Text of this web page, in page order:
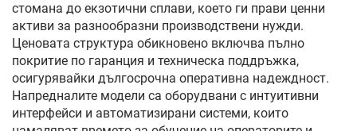
стомана до екзотични сплави, което ги прави ценни
активи за разнообразни производствени нужди.
Ценовата структура обикновено включва пълно
покритие по гаранция и техническа поддръжка,
осигурявайки дългосрочна оперативна надеждност.
Напредналите модели са оборудвани с интуитивни
интерфейси и автоматизирани системи, които